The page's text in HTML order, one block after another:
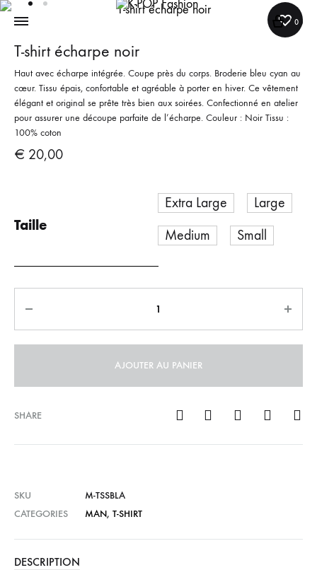
K-
POP
Fashion
DANCE
FIRST
THINK
LATER
0
T-shirt écharpe noir
Haut avec écharpe intégrée. Coupe près du corps. Broderie bleu cyan au
cœur. Tissu épais, confortable et agréable à porter en hiver. Ce vêtement
élégant et original se prête très bien aux soirées. Confectionné en atelier
pour assurer une découpe parfaite de l’écharpe. Couleur : Noir Tissu :
100% coton
€ 20,00
Taille
Extra Large
Large
Medium
Small
AJOUTER AU PANIER
SHARE
SKU
M-TSSBLA
CATEGORIES
MAN, T-SHIRT
DESCRIPTION